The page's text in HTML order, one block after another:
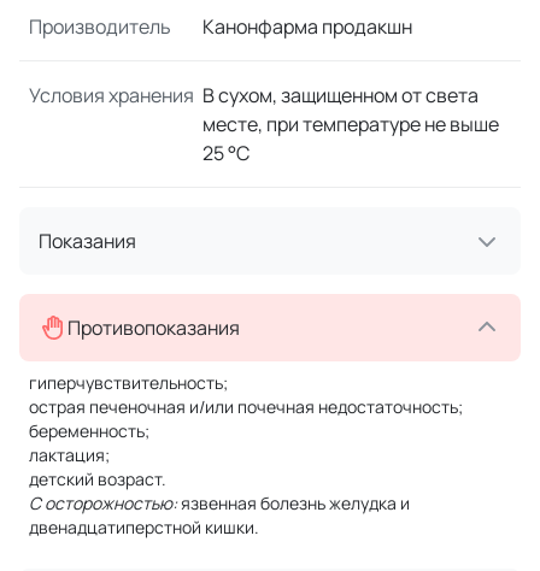
Производитель Канонфарма продакшн
Условия хранения В сухом, защищенном от света
месте, при температуре не выше
25 °C
Показания
Противопоказания
гиперчувствительность;
острая печеночная и/или почечная недостаточность;
беременность;
лактация;
детский возраст.
С осторожностью:язвенная болезнь желудка и
двенадцатиперстной кишки.